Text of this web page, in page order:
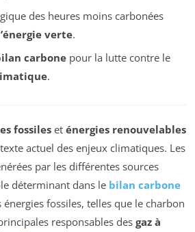
des heures moins carbonées
verte.
carbonepour la lutte contre le
.
fossiles et énergies renouvelables
actuel des enjeux climatiques. Les
par les différentes sources
déterminant dans le bilan carbone
fossiles, telles que le charbon
responsables des gaz à